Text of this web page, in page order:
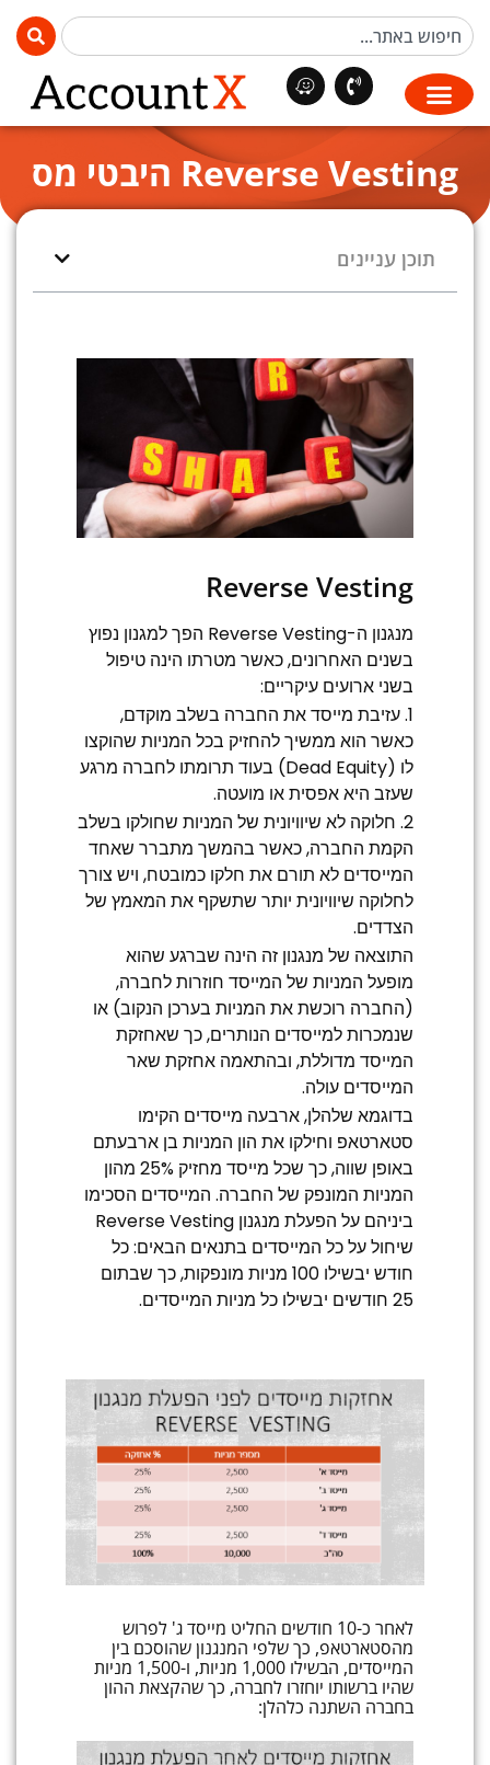
Reverse Vesting היבטי מס
תוכן עניינים
Reverse Vesting
מנגנון ה-Reverse Vesting הפך למגנון נפוץ
בשנים האחרונים, כאשר מטרתו הינה טיפול
בשני ארועים עיקריים:
1. עזיבת מייסד את החברה בשלב מוקדם,
כאשר הוא ממשיך להחזיק בכל המניות שהוקצו
לו (Dead Equity) בעוד תרומתו לחברה מרגע
שעזב היא אפסית או מועטה.
2. חלוקה לא שיוויונית של המניות שחולקו בשלב
הקמת החברה, כאשר בהמשך מתברר שאחד
המייסדים לא תורם את חלקו כמובטח, ויש צורך
לחלוקה שיוויונית יותר שתשקף את המאמץ של
הצדדים.
התוצאה של מנגנון זה הינה שברגע שהוא
מופעל המניות של המייסד חוזרות לחברה,
(החברה רוכשת את המניות בערכן הנקוב) או
שנמכרות למייסדים הנותרים, כך שאחזקת
המייסד מדוללת, ובהתאמה אחזקת שאר
המייסדים עולה.
בדוגמא שלהלן, ארבעה מייסדים הקימו
סטארטאפ וחילקו את הון המניות בן ארבעתם
באופן שווה, כך שכל מייסד מחזיק 25% מהון
המניות המונפק של החברה. המייסדים הסכימו
ביניהם על הפעלת מנגנון Reverse Vesting
שיחול על כל המייסדים בתנאים הבאים: כל
חודש יבשילו 100 מניות מונפקות, כך שבתום
25 חודשים יבשילו כל מניות המייסדים.
לאחר כ-10 חודשים החליט מייסד ג' לפרוש
מהסטארטאפ, כך שלפי המנגנון שהוסכם בין
המייסדים, הבשילו 1,000 מניות, ו-1,500 מניות
שהיו ברשותו יוחזרו לחברה, כך שהקצאת ההון
בחברה השתנה כלהלן: